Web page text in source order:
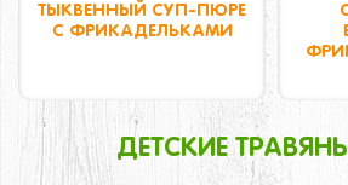
ТЫКВЕННЫЙ СУП-ПЮРЕ
С ФРИКАДЕЛЬКАМИ
ДЕТСКИЕ